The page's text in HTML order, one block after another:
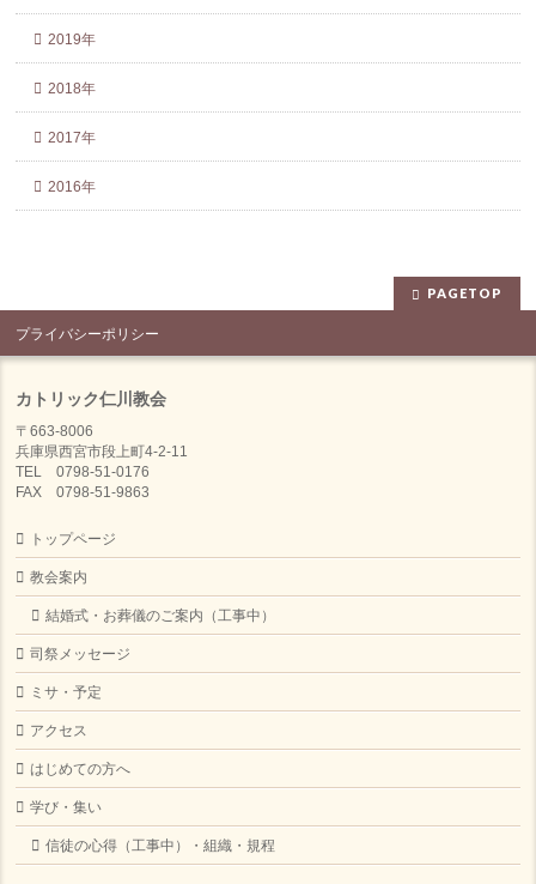
2019年
2018年
2017年
2016年
PAGETOP
プライバシーポリシー
カトリック仁川教会
〒663-8006
兵庫県西宮市段上町4-2-11
TEL 0798-51-0176
FAX 0798-51-9863
トップページ
教会案内
結婚式・お葬儀のご案内（工事中）
司祭メッセージ
ミサ・予定
アクセス
はじめての方へ
学び・集い
信徒の心得（工事中）・組織・規程